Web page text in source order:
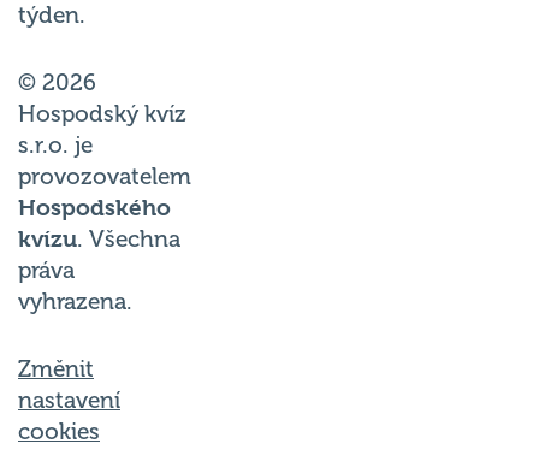
týden.
© 2026
Hospodský kvíz
s.r.o. je
provozovatelem
Hospodského
kvízu. Všechna
práva
vyhrazena.
Změnit
nastavení
cookies